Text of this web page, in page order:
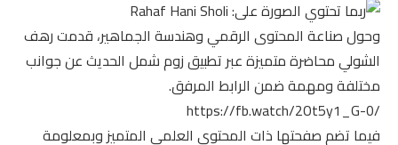
وحول صناعة المحتوى الرقمي وهندسة الجماهير، قدمت رهف
الشولي محاضرة متميزة عبر تطبيق زوم شمل الحديث عن جوانب
مختلفة ومهمة ضمن الرابط المرفق.
https://fb.watch/2Ot5y1_G-0/
فيما تضم صفحتها ذات المحتوى العلمي المتميز وبمعلومة